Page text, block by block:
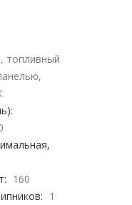
топливный
160
1